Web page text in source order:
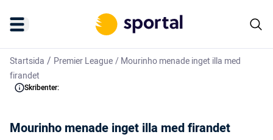
Startsida / Premier League/Mourinho menade inget illa med
firandet
Skribenter:
Mourinho menade inget illa med firandet